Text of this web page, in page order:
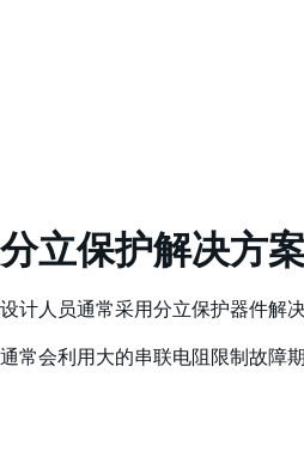
分立保护解决方
设计人员通常采用分立保护器件解
通常会利用大的串联电阻限制故障